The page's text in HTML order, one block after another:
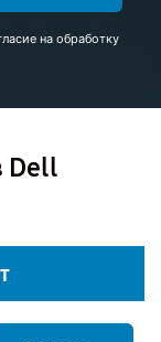
на обработку
Dell